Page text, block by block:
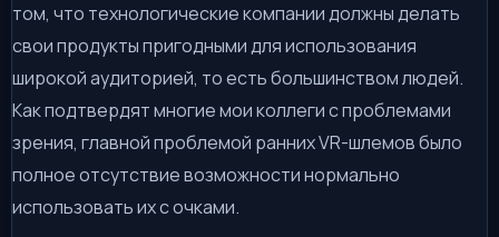
том, что технологические компании должны делать
свои продукты пригодными для использования
широкой аудиторией, то есть большинством людей.
Как подтвердят многие мои коллеги с проблемами
зрения, главной проблемой ранних VR-шлемов было
полное отсутствие возможности нормально
использовать их с очками.